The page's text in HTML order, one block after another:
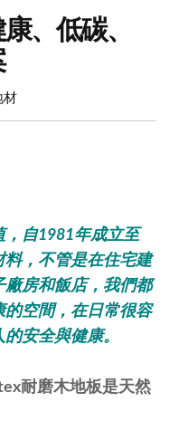
、低碳、
材
，自1981年成立至
，不管是在住宅建
房和飯店，我們都
空間，在日常很容
安全與健康。
耐磨木地板是天然